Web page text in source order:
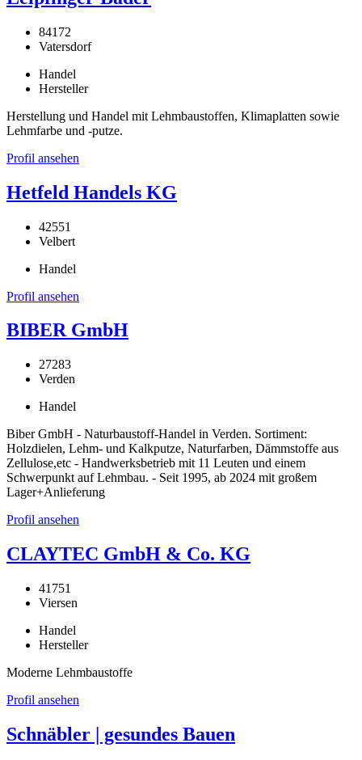
84172
Vatersdorf
Handel
Hersteller
Herstellung und Handel mit Lehmbaustoffen, Klimaplatten sowie
Lehmfarbe und -putze.
Profil ansehen
Hetfeld Handels KG
42551
Velbert
Handel
Profil ansehen
BIBER GmbH
27283
Verden
Handel
Biber GmbH - Naturbaustoff-Handel in Verden. Sortiment:
Holzdielen, Lehm- und Kalkputze, Naturfarben, Dämmstoffe aus
Zellulose,etc - Handwerksbetrieb mit 11 Leuten und einem
Schwerpunkt auf Lehmbau. - Seit 1995, ab 2024 mit großem
Lager+Anlieferung
Profil ansehen
CLAYTEC GmbH & Co. KG
41751
Viersen
Handel
Hersteller
Moderne Lehmbaustoffe
Profil ansehen
Schnäbler | gesundes Bauen